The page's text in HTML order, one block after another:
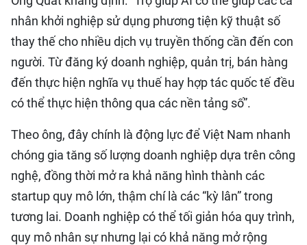
nhân khởi nghiệp sử dụng phương tiện kỹ thuật số
thay thế cho nhiều dịch vụ truyền thống cần đến con
người. Từ đăng ký doanh nghiệp, quản trị, bán hàng
đến thực hiện nghĩa vụ thuế hay hợp tác quốc tế đều
có thể thực hiện thông qua các nền tảng số”.
Theo ông, đây chính là động lực để Việt Nam nhanh
chóng gia tăng số lượng doanh nghiệp dựa trên công
nghệ, đồng thời mở ra khả năng hình thành các
startup quy mô lớn, thậm chí là các “kỳ lân” trong
tương lai. Doanh nghiệp có thể tối giản hóa quy trình,
quy mô nhân sự nhưng lại có khả năng mở rộng